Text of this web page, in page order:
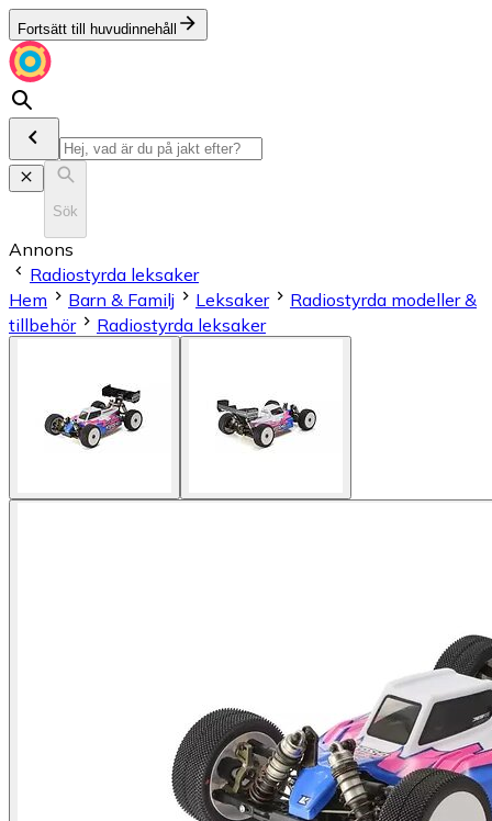
Fortsätt till huvudinnehåll
Sök
Annons
Radiostyrda leksaker
Hem
Barn & Familj Leksaker
Radiostyrda modeller &
tillbehör
Radiostyrda leksaker